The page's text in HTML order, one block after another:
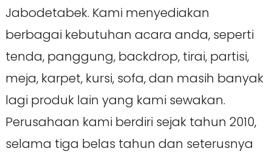
Jabodetabek. Kami menyediakan
berbagai kebutuhan acara anda, seperti
tenda, panggung, backdrop, tirai, partisi,
meja, karpet, kursi, sofa, dan masih banyak
lagi produk lain yang kami sewakan.
Perusahaan kami berdiri sejak tahun 2010,
selama tiga belas tahun dan seterusnya